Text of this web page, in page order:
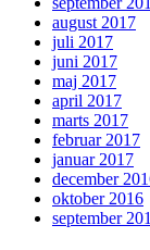
august 2017
juli 2017
juni 2017
maj 2017
april 2017
marts 2017
februar 2017
januar 2017
december
oktober 2016
september